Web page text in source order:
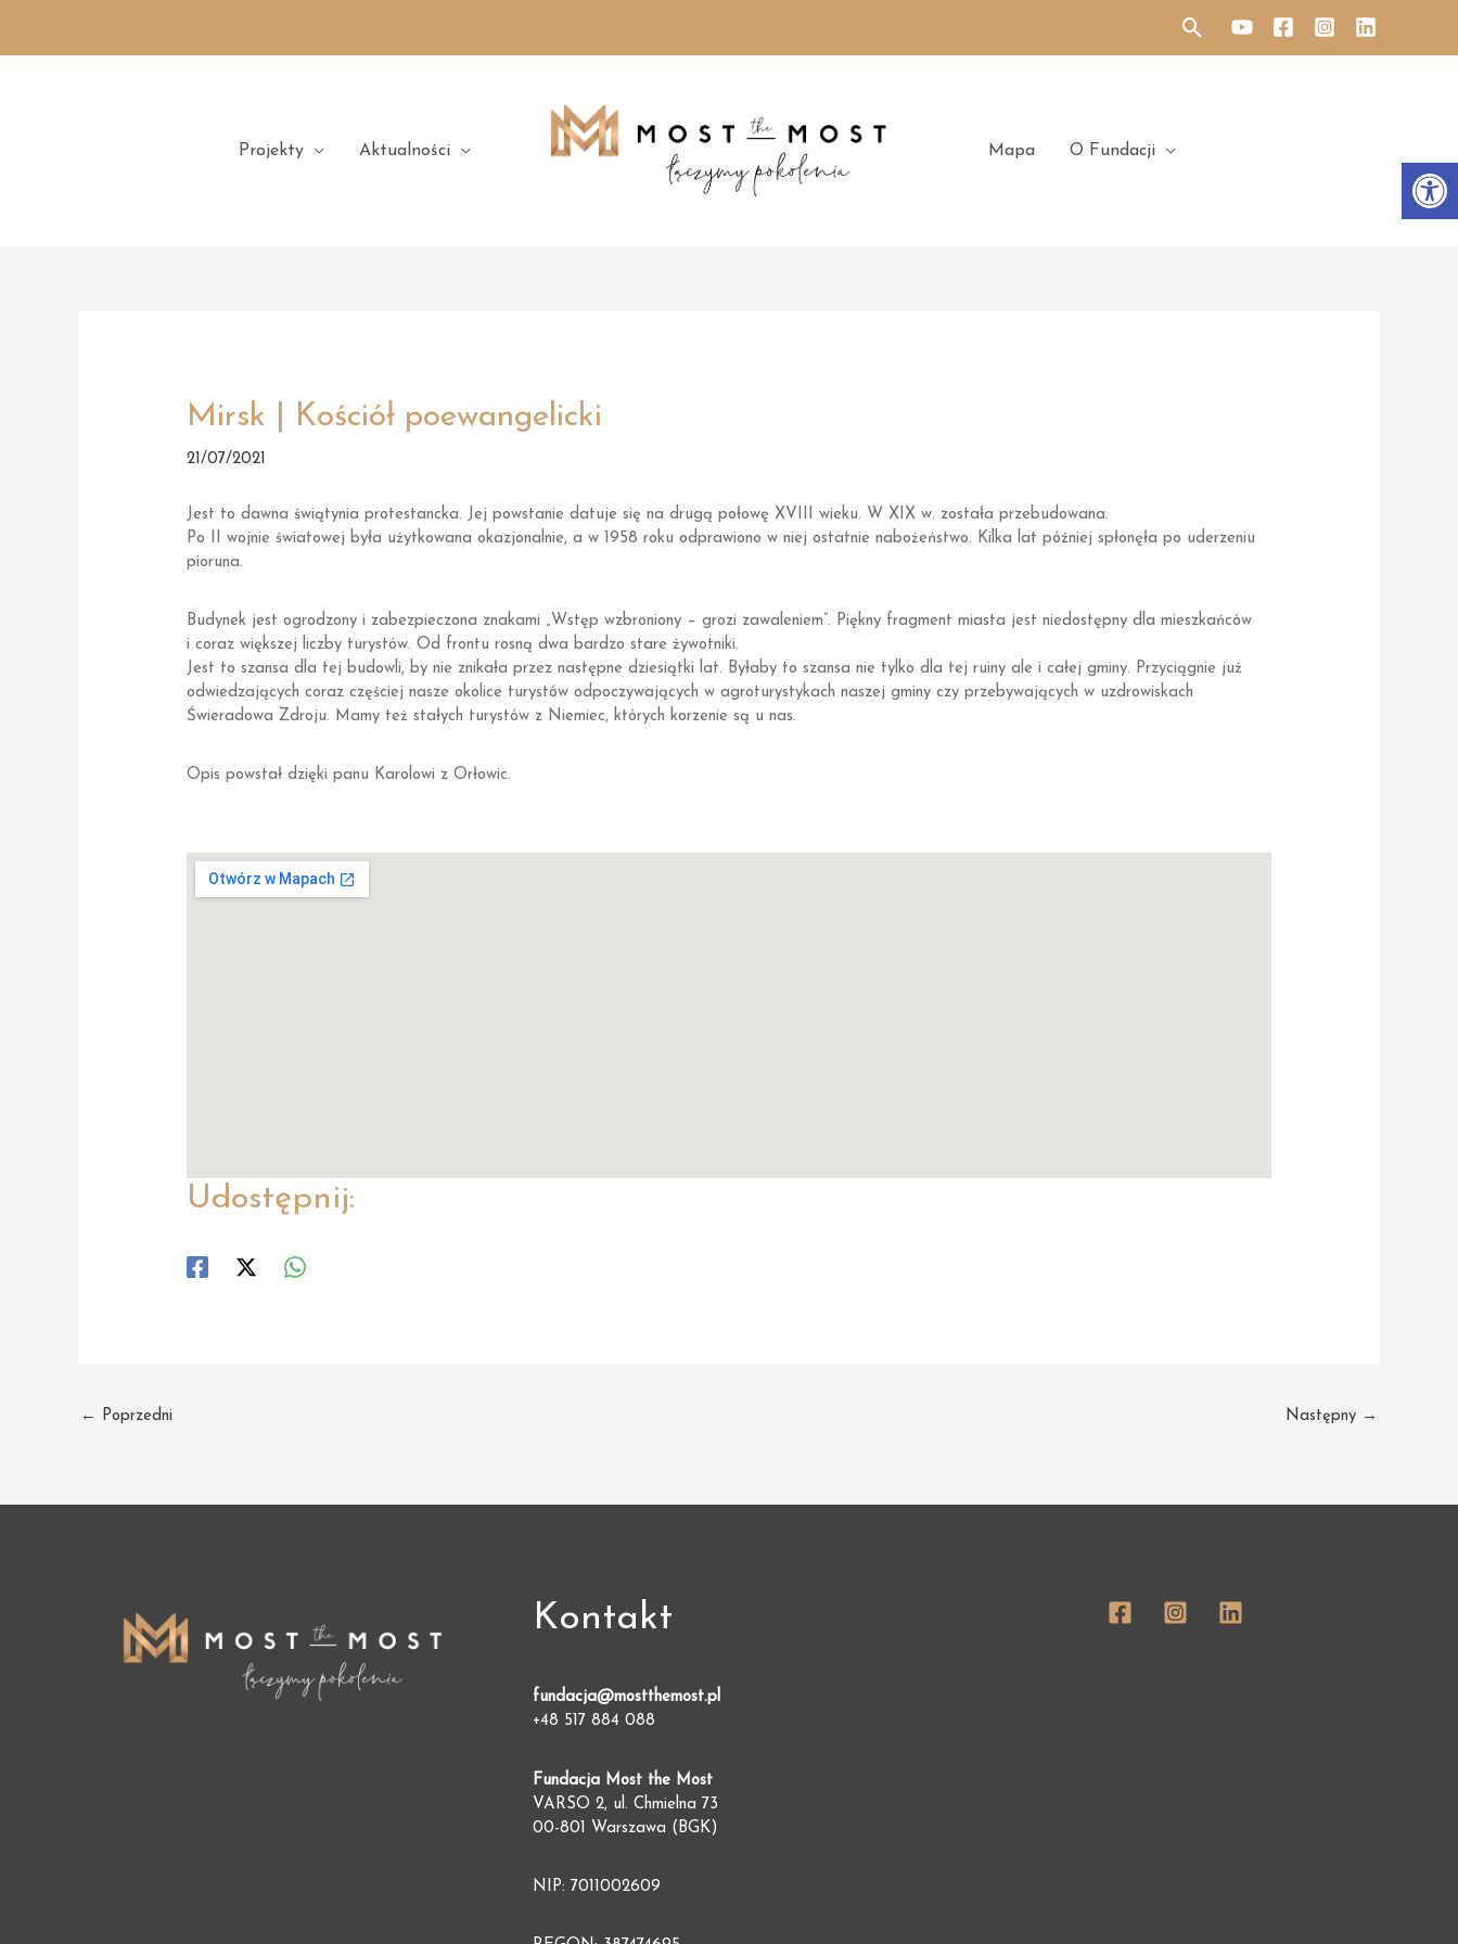
content
Search
Projekty Aktualności Mapa O Fundacji
Mirsk | Kościół poewangelicki
21/07/2021
Jest to dawna świątynia protestancka. Jej powstanie datuje się na drugą połowę XVIII wieku. W XIX w. została przebudowana.
Po II wojnie światowej była użytkowana okazjonalnie, a w 1958 roku odprawiono w niej ostatnie nabożeństwo. Kilka lat później spłonęła po uderzeniu
pioruna.
Budynek jest ogrodzony i zabezpieczona znakami „Wstęp wzbroniony – grozi zawaleniem”. Piękny fragment miasta jest niedostępny dla mieszkańców
i coraz większej liczby turystów. Od frontu rosną dwa bardzo stare żywotniki.
Jest to szansa dla tej budowli, by nie znikała przez następne dziesiątki lat. Byłaby to szansa nie tylko dla tej ruiny ale i całej gminy. Przyciągnie już
odwiedzających coraz częściej nasze okolice turystów odpoczywających w agroturystykach naszej gminy czy przebywających w uzdrowiskach
Świeradowa Zdroju. Mamy też stałych turystów z Niemiec, których korzenie są u nas.
Opis powstał dzięki panu Karolowi z Orłowic.
Udostępnij:
Post
← Poprzedni Następny →
Kontakt
fundacja@mostthemost.pl
+48 517 884 088
Fundacja Most the Most
VARSO 2, ul. Chmielna 73
00-801 Warszawa (BGK)
NIP: 7011002609